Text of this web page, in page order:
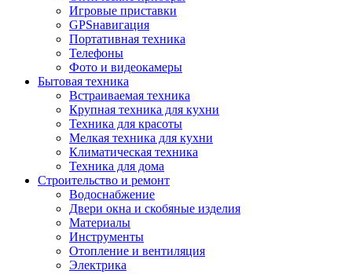
Игровые приставки
GPSнавигация
Портативная техника
Телефоны
Фото и видеокамеры
Бытовая техника
Встраиваемая техника
Крупная техника для кухни
Техника для красоты
Мелкая техника для кухни
Климатическая техника
Техника для дома
Строительство и ремонт
Водоснабжение
Двери окна и скобяные изделия
Материалы
Инструменты
Отопление и вентиляция
Электрика